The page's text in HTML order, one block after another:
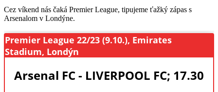
Cez víkend nás čaká Premier League, tipujeme ťažký zápas s
Arsenalom v Londýne.
Premier League 22/23 (9.10.), Emirates
Stadium, Londýn
Arsenal FC - LIVERPOOL FC; 17.30